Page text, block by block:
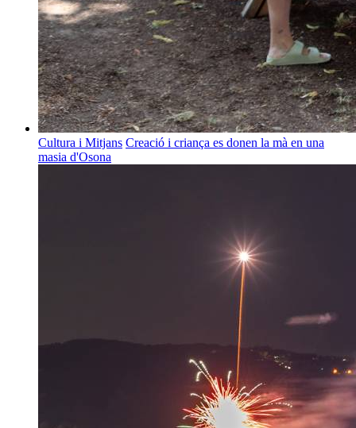
Cultura i Mitjans Creació i criança es donen la mà en una
masia d'Osona